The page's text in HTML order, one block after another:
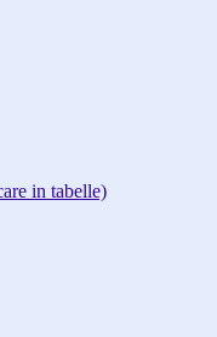
in tabelle)